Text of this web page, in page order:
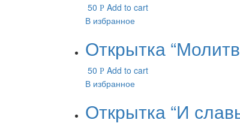
50 Р Add to cart
В избранное
Открытка
50 Р Add to cart
В избранное
Открытка “И